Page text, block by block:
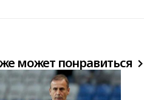
может понравиться